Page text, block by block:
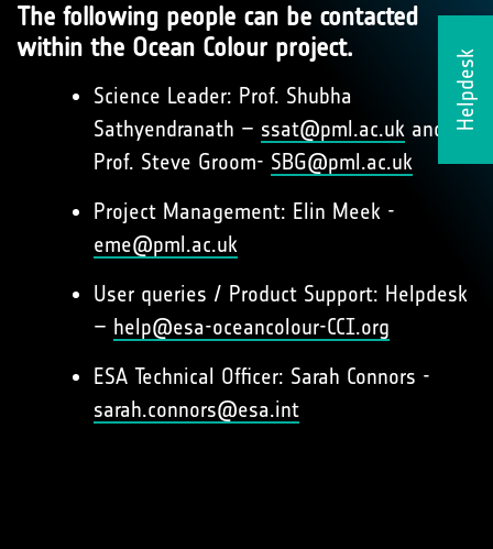
Helpdesk
The following people can be contacted
within the Ocean Colour project.
Science Leader: Prof. Shubha
Sathyendranath – ssat@pml.ac.uk and
Prof. Steve Groom- SBG@pml.ac.uk
Project Management: Elin Meek -
eme@pml.ac.uk
User queries / Product Support: Helpdesk
– help@esa-oceancolour-CCI.org
ESA Technical Officer: Sarah Connors -
sarah.connors@esa.int